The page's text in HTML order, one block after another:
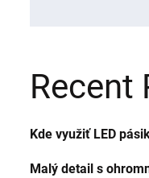
Recent
Kde využiť LED
Malý detail s